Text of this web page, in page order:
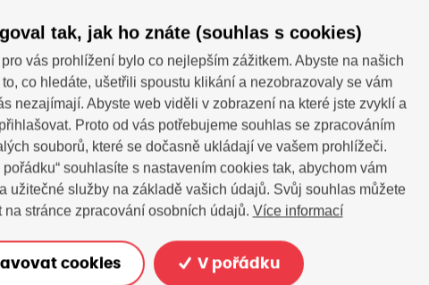
SDÍLEJTE:
tak, jak ho znáte (souhlas s cookies)
vás prohlížení bylo co nejlepším zážitkem. Abyste na našich
co hledáte, ušetřili spoustu klikání a nezobrazovaly se vám
nezajímají. Abyste web viděli v zobrazení na které jste zvyklí a
Proto od vás potřebujeme souhlas se zpracováním
souborů, které se dočasně ukládají ve vašem prohlížeči.
pořádku“ souhlasíte s nastavením cookies tak, abychom vám
užitečné služby na základě vašich údajů. Svůj souhlas můžete
na stránce zpracování osobních údajů. Více informací
cookies V pořádku